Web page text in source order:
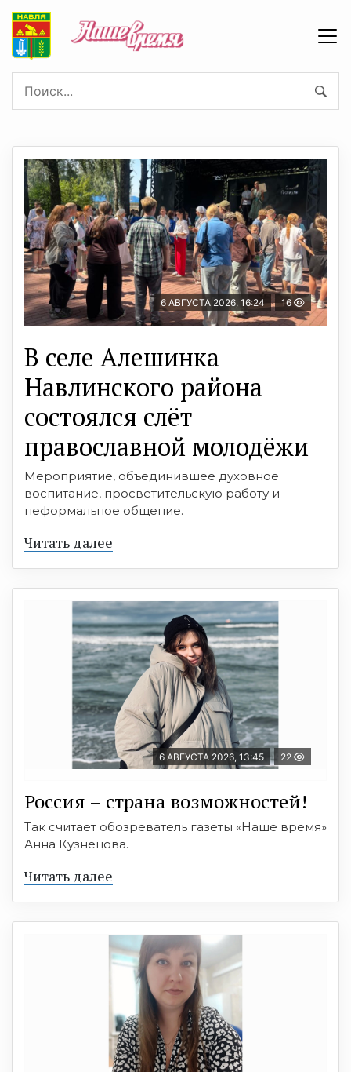
6 АВГУСТА 2026, 16:24 16
В селе Алешинка
Навлинского района
состоялся слёт
православной молодёжи
Мероприятие, объединившее духовное
воспитание, просветительскую работу и
неформальное общение.
Читать далее
6 АВГУСТА 2026, 13:45 22
Россия – страна возможностей!
Так считает обозреватель газеты «Наше время»
Анна Кузнецова.
Читать далее